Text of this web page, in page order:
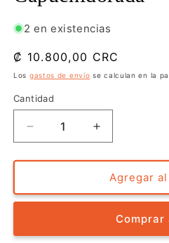
modal
2 en existencias
Precio
habitual
₡ 10.800,00 CRC
Los gastos de envío se calculan en la
Cantidad
Reducir
cantidad
para
de
Metal
Tangara
Aumentar
cantidad
para
Jarrito
de
Metal
Tangara
Agregar
Comprar